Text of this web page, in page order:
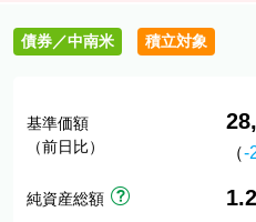
債券／中南米 積立対象
基準価額
（前日比）
（-
純資産総額